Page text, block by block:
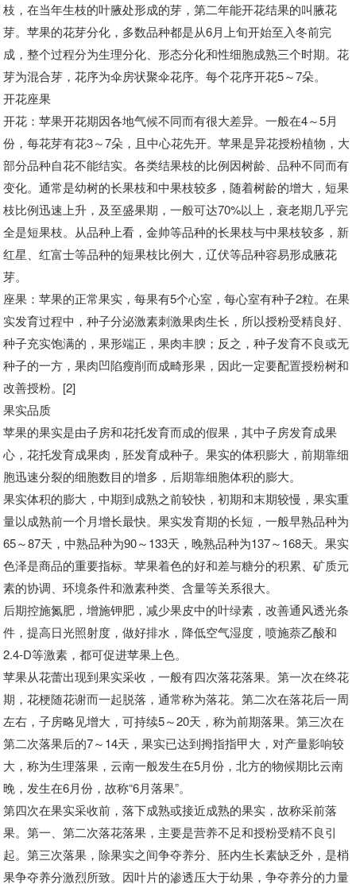
枝，在当年生枝的叶腋处形成的芽，第二年能开花结果的叫腋花
芽。苹果的花芽分化，多数品种都是从6月上旬开始至入冬前完
成，整个过程分为生理分化、形态分化和性细胞成熟三个时期。花
芽为混合芽，花序为伞房状聚伞花序。每个花序开花5～7朵。
开花座果
开花：苹果开花期因各地气候不同而有很大差异。一般在4～5月
份，每花芽有花3～7朵，且中心花先开。苹果是异花授粉植物，大
部分品种自花不能结实。各类结果枝的比例因树龄、品种不同而有
变化。通常是幼树的长果枝和中果枝较多，随着树龄的增大，短果
枝比例迅速上升，及至盛果期，一般可达70%以上，衰老期几乎完
全是短果枝。从品种上看，金帅等品种的长果枝与中果枝较多，新
红星、红富士等品种的短果枝比例大，辽伏等品种容易形成腋花
芽。
座果：苹果的正常果实，每果有5个心室，每心室有种子2粒。在果
实发育过程中，种子分泌激素刺激果肉生长，所以授粉受精良好、
种子充实饱满的，果形端正，果肉丰腴；反之，种子发育不良或无
种子的一方，果肉凹陷瘦削而成畸形果，因此一定要配置授粉树和
改善授粉。[2]
果实品质
苹果的果实是由子房和花托发育而成的假果，其中子房发育成果
心，花托发育成果肉，胚发育成种子。果实的体积膨大，前期靠细
胞迅速分裂的细胞数目的增多，后期靠细胞体积的膨大。
果实体积的膨大，中期到成熟之前较快，初期和末期较慢，果实重
量以成熟前一个月增长最快。果实发育期的长短，一般早熟品种为
65～87天，中熟品种为90～133天，晚熟品种为137～168天。果实
色泽是商品的重要指标。苹果着色的好和差与糖分的积累、矿质元
素的协调、环境条件和激素种类、含量等关系很大。
后期控施氮肥，增施钾肥，减少果皮中的叶绿素，改善通风透光条
件，提高日光照射度，做好排水，降低空气湿度，喷施萘乙酸和
2.4-D等激素，都可促进苹果上色。
苹果从花蕾出现到果实采收，一般有四次落花落果。第一次在终花
期，花梗随花谢而一起脱落，通常称为落花。第二次在落花后一周
左右，子房略见增大，可持续5～20天，称为前期落果。第三次在
第二次落果后的7～14天，果实已达到拇指指甲大，对产量影响较
大，称为生理落果，云南一般发生在5月份，北方的物候期比云南
晚，发生在6月份，故称“6月落果”。
第四次在果实采收前，落下成熟或接近成熟的果实，故称采前落
果。第一、第二次落花落果，主要是营养不足和授粉受精不良引
起。第三次落果，除果实之间争夺养分、胚内生长素缺乏外，是梢
果争夺养分激烈所致。因叶片的渗透压大于幼果，争夺养分的力量